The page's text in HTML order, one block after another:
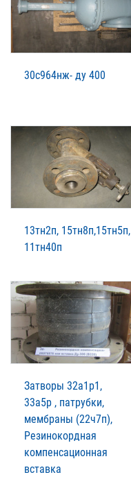
30с964нж- ду 400
13тн2п, 15тн8п,15тн5п,
11тн40п
Затворы 32а1р1,
33а5р , патрубки,
мембраны (22ч7п),
Резинокордная
компенсационная
вставка